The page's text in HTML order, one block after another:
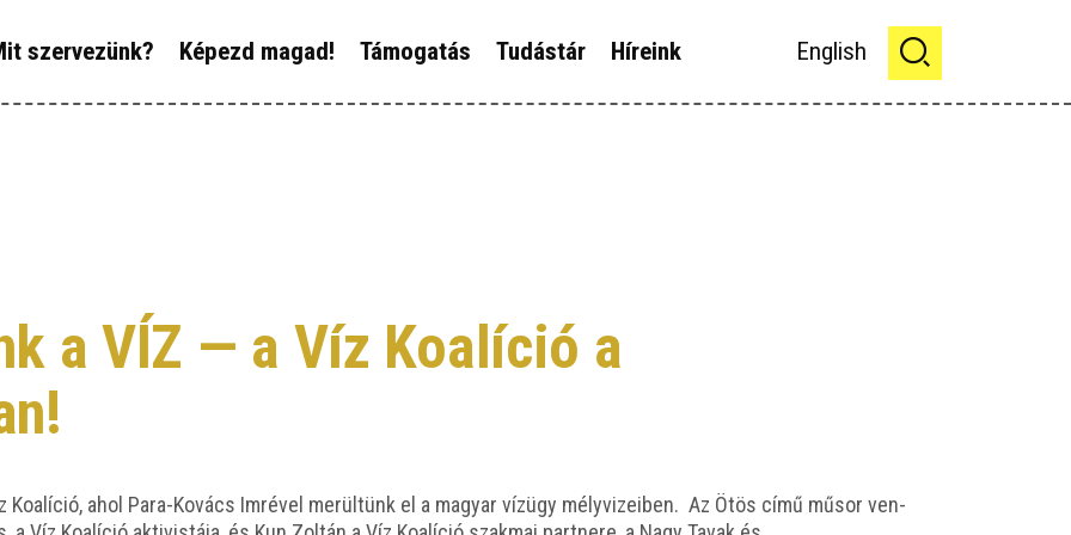
szervezünk? Képezd magad! Támogatás Tudástár Híreink English
SZERVEZÜNK?
a VÍZ — a Víz Koalíció a
Koa­lí­ció, ahol Para-Kovács Imré­vel merül­tünk el a magyar víz­ügy mély­vi­ze­i­ben. Az Ötös című műsor ven­